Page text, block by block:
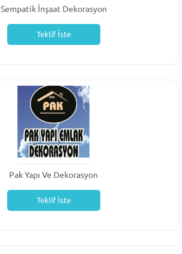
Sempatik İnşaat Dekorasyon
Teklif İste
Pak Yapı Ve Dekorasyon
Teklif İste